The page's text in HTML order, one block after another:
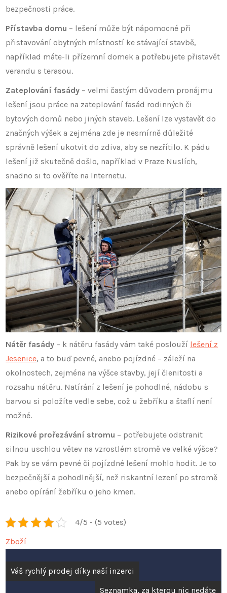
bezpečnosti práce.
Přístavba domu – lešení může být nápomocné při
přistavování obytných místností ke stávající stavbě,
například máte-li přízemní domek a potřebujete přistavět
verandu s terasou.
Zateplování fasády – velmi častým důvodem pronájmu
lešení jsou práce na zateplování fasád rodinných či
bytových domů nebo jiných staveb. Lešení lze vystavět do
značných výšek a zejména zde je nesmírně důležité
správně lešení ukotvit do zdiva, aby se nezřítilo. K pádu
lešení již skutečně došlo, například v Praze Nuslích,
snadno si to ověříte na Internetu.
Nátěr fasády – k nátěru fasády vám také poslouží lešení z
Jesenice, a to buď pevné, anebo pojízdné – záleží na
okolnostech, zejména na výšce stavby, její členitosti a
rozsahu nátěru. Natírání z lešení je pohodlné, nádobu s
barvou si položíte vedle sebe, což u žebříku a štaflí není
možné.
Rizikové prořezávání stromu – potřebujete odstranit
silnou uschlou větev na vzrostlém stromě ve velké výšce?
Pak by se vám pevné či pojízdné lešení mohlo hodit. Je to
bezpečnější a pohodlnější, než riskantní lezení po stromě
anebo opírání žebříku o jeho kmen.
4/5 - (5 votes)
Zboží
Navigace
Váš rychlý prodej díky naší inzerci
Seznamka, za kterou nic nedáte